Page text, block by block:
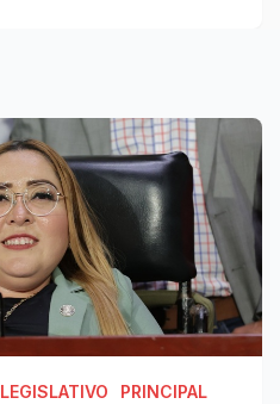
LEGISLATIVO PRINCIPAL